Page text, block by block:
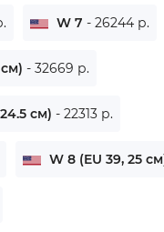
W 7 - 26244 р.
- 32669 р.
см) - 22313 р.
W 8 (EU 39, 25